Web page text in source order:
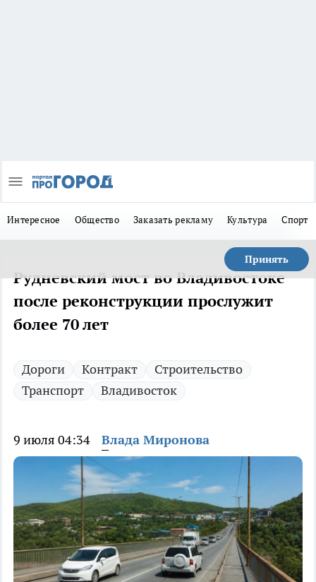
Интересное Общество Заказать рекламу Культура Спорт
Принять
Рудневский мост во Владивостоке
после реконструкции прослужит
более 70 лет
Дороги Контракт
Строительство
Транспорт
Владивосток
9 июля 04:34 Влада Миронова